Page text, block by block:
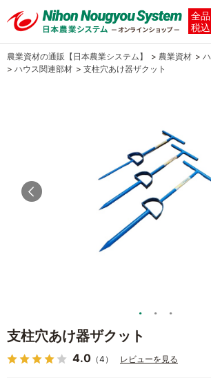
全品
税込
農業資材の通販【日本農業システム】 > 農業資材 >
> ハウス関連部材 > 支柱穴あけ器ザクット
支柱穴あけ器ザクット
4.0 （4） レビューを見る